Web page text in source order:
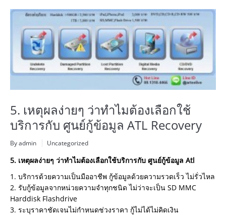
5. เหตุผลง่ายๆ ว่าทำไมต้องเลือกใช้
บริการกับ ศูนย์กู้ข้อมูล ATL Recovery
By admin Uncategorized
5. เหตุผลง่ายๆ ว่าทำไมต้องเลือกใช้บริการกับ ศูนย์กู้ข้อมูล Atl
1. บริการด้วยความเป็นมืออาชีพ กู้ข้อมูลด้วยความรวดเร็ว ไม่รั่วไหล
2. รับกู้ข้อมูลจากหน่วยความจำทุกชนิด ไม่ว่าจะเป็น SD MMC
Harddisk Flashdrive
3. ระบุราคาชัดเจนไม่กำหนดช่วงราคา กู้ไม่ได้ไม่คิดเงิน